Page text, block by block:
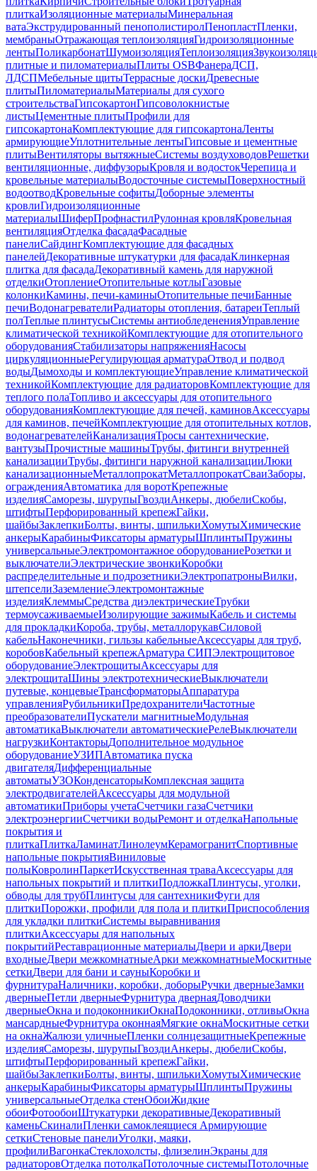
плиткаИзоляционные материалыМинеральная
ватаЭкструдированный пенополистиролПенопластПленки,
мембраныОтражающая теплоизоляцияГидроизоляционные
лентыПоликарбонатШумоизоляцияТеплоизоляция
плитные и пиломатериалыПлиты OSBФанераДСП,
ЛДСПМебельные щитыТеррасные доскиДревесные
плитыПиломатериалыМатериалы для сухого
строительстваГипсокартонГипсоволокнистые
листыЦементные плитыПрофили для
гипсокартонаКомплектующие для гипсокартонаЛенты
армирующиеУплотнительные лентыГипсовые и цементные
плитыВентиляторы вытяжныеСистемы воздуховодовРешетки
вентиляционные, диффузорыКровля и водостокЧерепица и
кровельные материалыВодосточные системыПоверхностный
водоотводКровельные софитыДоборные элементы
кровлиГидроизоляционные
материалыШиферПрофнастилРулонная кровляКровельная
вентиляцияОтделка фасадаФасадные
панелиСайдингКомплектующие для фасадных
панелейДекоративные штукатурки для фасадаКлинкерная
плитка для фасадаДекоративный камень для наружной
отделкиОтоплениеОтопительные котлыГазовые
колонкиКамины, печи-каминыОтопительные печиБанные
печиВодонагревателиРадиаторы отопления, батареиТеплый
полТеплые плинтусыСистемы антиобледененияУправление
климатической техникойКомплектующие для отопительного
оборудованияСтабилизаторы напряженияНасосы
циркуляционныеРегулирующая арматураОтвод и подвод
водыДымоходы и комплектующиеУправление климатической
техникойКомплектующие для радиаторовКомплектующие для
теплого полаТопливо и аксессуары для отопительного
оборудованияКомплектующие для печей, каминовАксессуары
для каминов, печейКомплектующие для отопительных котлов,
водонагревателейКанализацияТросы сантехнические,
вантузыПрочистные машиныТрубы, фитинги внутренней
канализацииТрубы, фитинги наружной канализацииЛюки
канализационныеМеталлопрокатМеталлопрокатСваиЗаборы,
огражденияАвтоматика для воротКрепежные
изделияСаморезы, шурупыГвоздиАнкеры, дюбелиСкобы,
штифтыПерфорированный крепежГайки,
шайбыЗаклепкиБолты, винты, шпилькиХомутыХимические
анкерыКарабиныФиксаторы арматурыШплинтыПружины
универсальныеЭлектромонтажное оборудованиеРозетки и
выключателиЭлектрические звонкиКоробки
распределительные и подрозетникиЭлектропатроныВилки,
штепселиЗаземлениеЭлектромонтажные
изделияКлеммыСредства диэлектрическиеТрубки
термоусаживаемыеИзолирующие зажимыКабель и системы
для прокладкиКороба, трубы, металлорукавСиловой
кабельНаконечники, гильзы кабельныеАксессуары для труб,
коробовКабельный крепежАрматура СИПЭлектрощитовое
оборудованиеЭлектрощитыАксессуары для
электрощитаШины электротехническиеВыключатели
путевые, концевыеТрансформаторыАппаратура
управленияРубильникиПредохранителиЧастотные
преобразователиПускатели магнитныеМодульная
автоматикаВыключатели автоматическиеРелеВыключатели
нагрузкиКонтакторыДополнительное модульное
оборудованиеУЗИПАвтоматика пуска
двигателяДифференциальные
автоматыУЗОКонденсаторыКомплексная защита
электродвигателейАксессуары для модульной
автоматикиПриборы учетаСчетчики газаСчетчики
электроэнергииСчетчики водыРемонт и отделкаНапольные
покрытия и
плиткаПлиткаЛаминатЛинолеумКерамогранитСпортивные
напольные покрытияВиниловые
полыКовролинПаркетИскусственная траваАксессуары для
напольных покрытий и плиткиПодложкаПлинтусы, уголки,
обводы для трубПлинтусы для сантехникиФуги для
плиткиПорожки, профили для пола и плиткиПриспособления
для укладки плиткиСистемы выравнивания
плиткиАксессуары для напольных
покрытийРеставрационные материалыДвери и аркиДвери
входныеДвери межкомнатныеАрки межкомнатныеМоскитные
сеткиДвери для бани и сауныКоробки и
фурнитураНаличники, коробки, доборыРучки дверныеЗамки
дверныеПетли дверныеФурнитура двернаяДоводчики
дверныеОкна и подоконникиОкнаПодоконники, отливыОкна
мансардныеФурнитура оконнаяМягкие окнаМоскитные сетки
на окнаЖалюзи уличныеПленки солнцезащитныеКрепежные
изделияСаморезы, шурупыГвоздиАнкеры, дюбелиСкобы,
штифтыПерфорированный крепежГайки,
шайбыЗаклепкиБолты, винты, шпилькиХомутыХимические
анкерыКарабиныФиксаторы арматурыШплинтыПружины
универсальныеОтделка стенОбоиЖидкие
обоиФотообоиШтукатурки декоративныеДекоративный
каменьСкиналиПленки самоклеящиеся Армирующие
сеткиСтеновые панелиУголки, маяки,
профилиВагонкаСтеклохолсты, флизелинЭкраны для
радиаторовОтделка потолкаПотолочные системыПотолочные